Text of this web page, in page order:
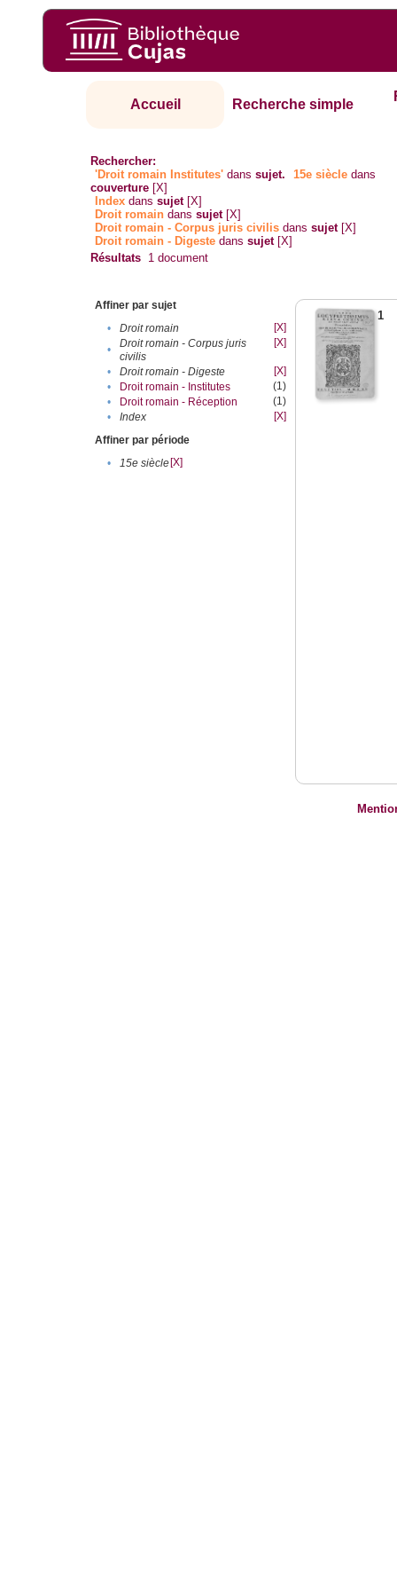
Accueil Recherche simple
Rechercher:
'Droit romain Institutes' danssujet. 15e siècle dans
couverture [X]
Index danssujet [X]
Droit romain danssujet [X]
Droit romain - Corpus juris civilis danssujet [X]
Droit romain - Digeste danssujet [X]
Résultats 1 document
Affiner par sujet
•
Droit romain
[X]
•
Droit romain - Corpus juris
civilis
[X]
• Droit romain - Digeste
[X]
•
Droit romain - Institutes
(1)
•
Droit romain - Réception
(1)
•
Index
[X]
Affiner par période
•
15e siècle[X]
1